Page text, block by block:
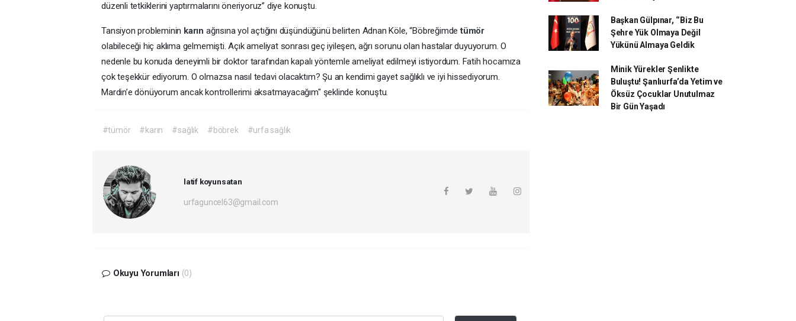
düzenli tetkiklerini yaptırmalarını öneriyoruz” diye konuştu.
Tansiyon probleminin karın ağrısına yol açtığını düşündüğünü belirten Adnan Köle, “Böbreğimdetümör
olabileceği hiç aklıma gelmemişti. Açık ameliyat sonrası geç iyileşen, ağrı sorunu olan hastalar duyuyorum. O
nedenle bu konuda deneyimli bir doktor tarafından kapalı yöntemle ameliyat edilmeyi istiyordum. Fatih hocamıza
çok teşekkür ediyorum. O olmazsa nasıl tedavi olacaktım? Şu an kendimi gayet sağlıklı ve iyi hissediyorum.
Mardin’e dönüyorum ancak kontrollerimi aksatmayacağım" şeklinde konuştu.
#tümör #karın #sağlık #böbrek #urfa sağlık
latif koyunsatan
urfaguncel63@gmail.com
Okuyu Yorumları (0)
Başkan Gülpınar, ‘’Biz Bu
Şehre Yük Olmaya Değil
Yükünü Almaya Geldik
Minik Yürekler Şenlikte
Buluştu! Şanlıurfa’da Yetim ve
Öksüz Çocuklar Unutulmaz
Bir Gün Yaşadı